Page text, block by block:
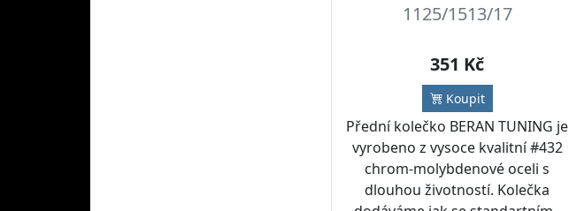
1125/1513/17
351 Kč
Koupit
Přední kolečko BERAN TUNING je
vyrobeno z vysoce kvalitní #432
chrom-molybdenové oceli s
dlouhou životností. Kolečka